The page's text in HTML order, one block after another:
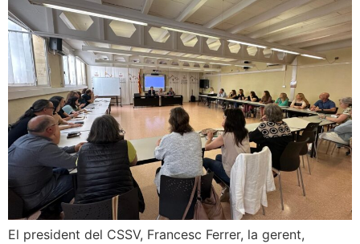
El president del CSSV, Francesc Ferrer, la gerent,